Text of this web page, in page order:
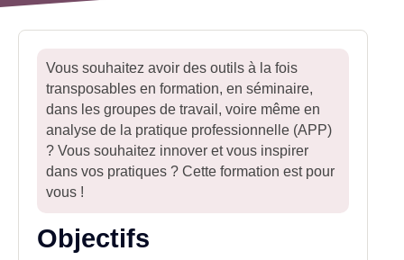
Vous souhaitez avoir des outils à la fois
transposables en formation, en séminaire,
dans les groupes de travail, voire même en
analyse de la pratique professionnelle (APP)
? Vous souhaitez innover et vous inspirer
dans vos pratiques ? Cette formation est pour
vous !
Objectifs